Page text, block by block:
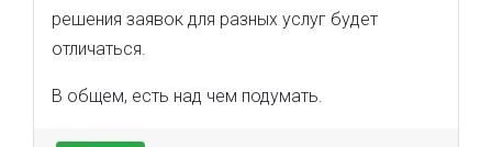
решения заявок для разных услуг будет
отличаться.
В общем, есть над чем подумать.